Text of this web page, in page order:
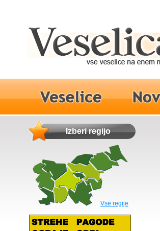
Izberi regijo
Vse regije